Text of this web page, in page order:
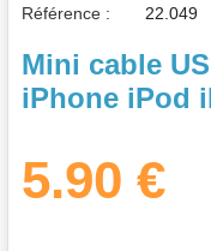
Référence :
Mini cable
iPhone iPod
5.90 €